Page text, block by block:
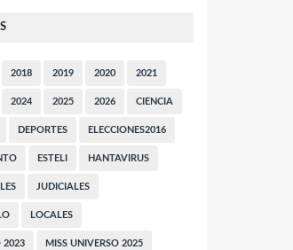
2018 2019 2020 2021
2024 2025 2026 CIENCIA
DEPORTES ELECCIONES2016
ESTELI HANTAVIRUS
JUDICIALES
LOCALES
2023 MISS UNIVERSO 2025